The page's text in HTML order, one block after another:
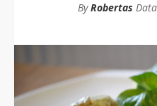
ByRobertas